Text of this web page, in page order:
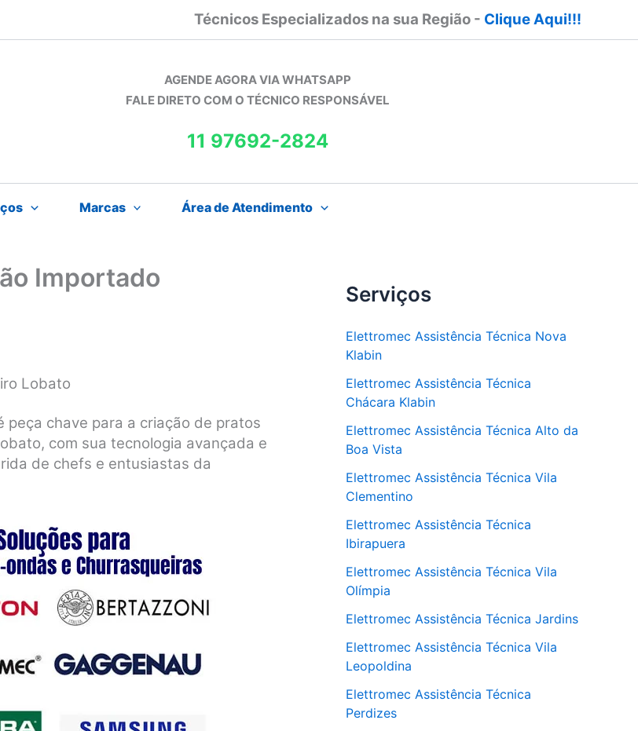
Técnicos Especializados na sua Região - Clique Aqui!!!
AGENDE AGORA VIA WHATSAPP
FALE DIRETO COM O TÉCNICO RESPONSÁVEL
11 97692-2824
Marcas Área de Atendimento
Importado
Lobato
peça chave para a criação de pratos
com sua tecnologia avançada e
de chefs e entusiastas da
Serviços
Elettromec Assistência Técnica Nova
Klabin
Elettromec Assistência Técnica
Chácara Klabin
Elettromec Assistência Técnica Alto da
Boa Vista
Elettromec Assistência Técnica Vila
Clementino
Elettromec Assistência Técnica
Ibirapuera
Elettromec Assistência Técnica Vila
Olímpia
Elettromec Assistência Técnica Jardins
Elettromec Assistência Técnica Vila
Leopoldina
Elettromec Assistência Técnica
Perdizes